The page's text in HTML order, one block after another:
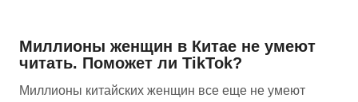
Миллионы женщин в Китае не умеют
читать. Поможет ли TikTok?
Миллионы китайских женщин все еще не умеют